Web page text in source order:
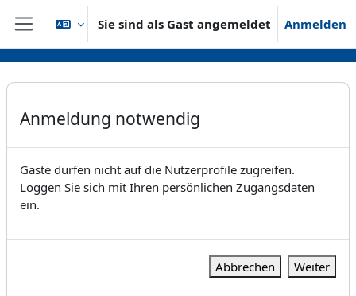
Zum Hauptinhalt
Website-Übersicht
Sie sind als Gast angemeldet Anmelden
Anmeldung notwendig
Gäste dürfen nicht auf die Nutzerprofile zugreifen.
Loggen Sie sich mit Ihren persönlichen Zugangsdaten
ein.
Abbrechen Weiter